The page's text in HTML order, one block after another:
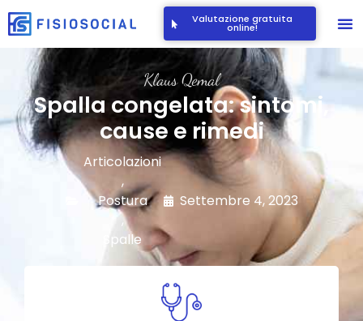
Valutazione gratuita
online!
Klaus Qemal
Spalla congelata: sintomi,
cause e rimedi
Articolazioni
,
Postura
,
Spalle
Settembre 4, 2023